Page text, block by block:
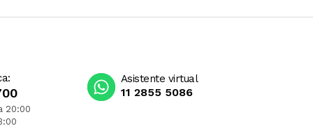
20:00
Asistente virtual
11 2855 5086